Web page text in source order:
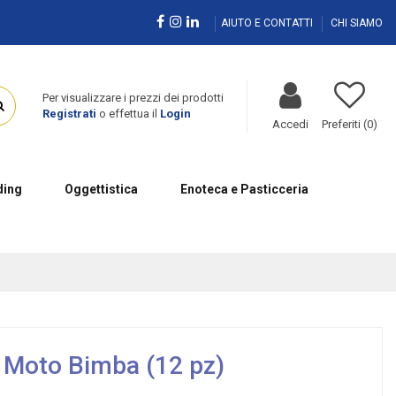
AIUTO E CONTATTI CHI SIAMO
Per visualizzare i prezzi dei prodotti
Registrati o effettua il Login
Accedi Preferiti (0)
Oggettistica Enoteca e Pasticceria
Bimba (12 pz)